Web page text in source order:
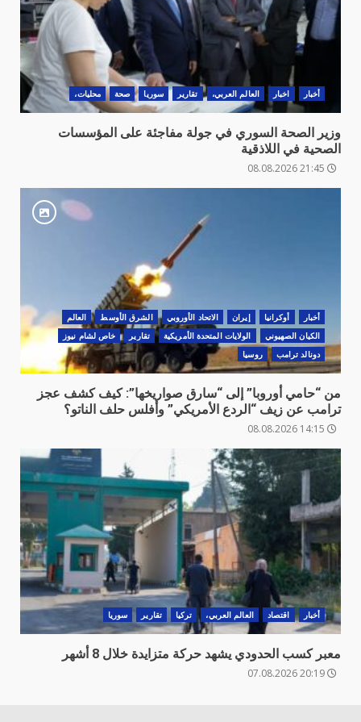
أخبار اخبار العالم العربي، تقارير سوريا صحة محليات،
وزير الصحة السوري في جولة مفاجئة على المؤسسات
الصحية في اللاذقية
أخبار أوكرانيا ‏إيران الاتحاد الأوروبي الشرق الأوسط
العالم
الكيان الصهيوني
الولايات المتحدة الأمريكية تقارير
خاص لشام نيوز
دونالد ترامب
روسيا
من “حامي أوروبا” إلى “سارق صواريخها”: كيف كشف عجز
ترامب عن زيف “الردع الأمريكي” وأفلس حلف الناتو؟
أخبار اقتصاد العالم العربي، تركيا تقارير سوريا
معبر كسب الحدودي يشهد حركة متزايدة خلال 8 أشهر